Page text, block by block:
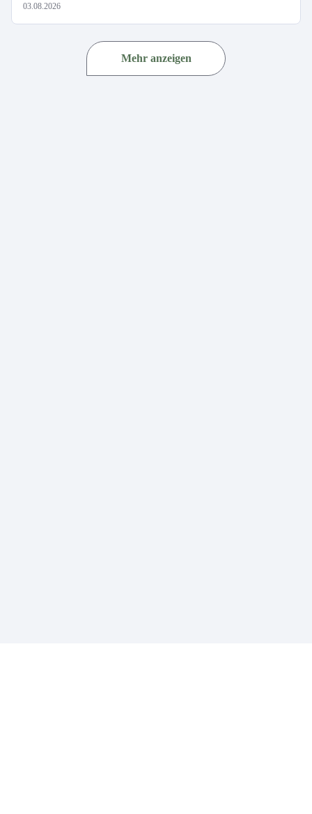
03.08.2026
Mehr anzeigen